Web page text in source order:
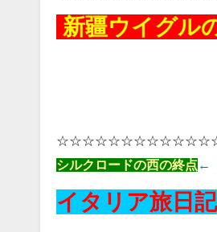
新疆ウイグル
シルクロードの西の終点 ←
イタリア旅日記